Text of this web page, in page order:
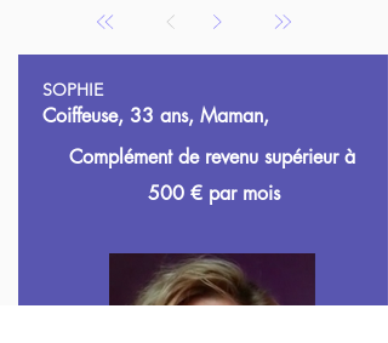
SOPHIE
Coiffeuse, 33 ans, Maman,
Complément de revenu supérieur à
500 € par mois